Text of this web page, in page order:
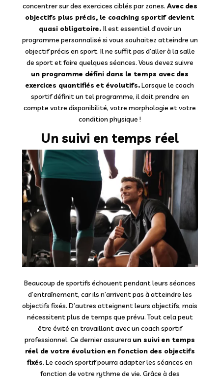
concentrer sur des exercices ciblés par zones.Avec des
objectifs plus précis, le coaching sportif devient
quasi obligatoire. Il est essentiel d’avoir un
programme personnalisé si vous souhaitez atteindre un
objectif précis en sport. Il ne suffit pas d’aller à la salle
de sport et faire quelques séances. Vous devez suivre
un programme défini dans le temps avec des
exercices quantifiés et évolutifs.Lorsque le coach
sportif définit un tel programme, il doit prendre en
compte votre disponibilité, votre morphologie et votre
condition physique !
Un suivi en temps réel
Beaucoup de sportifs échouent pendant leurs séances
d’entraînement, car ils n’arrivent pas à atteindre les
objectifs fixés. D’autres atteignent leurs objectifs, mais
nécessitent plus de temps que prévu. Tout cela peut
être évité en travaillant avec un coach sportif
professionnel. Ce dernier assurera un suivi en temps
réel de votre évolution en fonction des objectifs
fixés. Le coach sportif pourra adapter les séances en
fonction de votre rythme de vie. Grâce à des